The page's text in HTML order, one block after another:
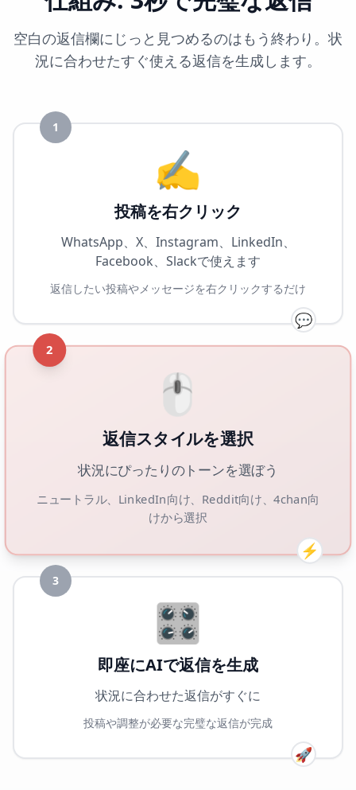
空白の返信欄にじっと見つめるのはもう終わり。状
況に合わせたすぐ使える返信を生成します。
1
✍️
投稿を右クリック
WhatsApp、X、Instagram、LinkedIn、
Facebook、Slackで使えます
返信したい投稿やメッセージを右クリックするだけ
💬
2
🖱️
返信スタイルを選択
状況にぴったりのトーンを選ぼう
ニュートラル、LinkedIn向け、Reddit向け、4chan向
けから選択
⚡
3
🎛️
即座にAIで返信を生成
状況に合わせた返信がすぐに
投稿や調整が必要な完璧な返信が完成
🚀